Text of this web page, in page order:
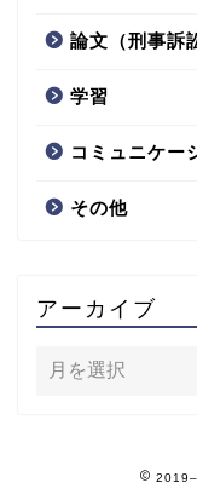
論文（刑事訴
学習
コミュニケー
その他
アーカイブ